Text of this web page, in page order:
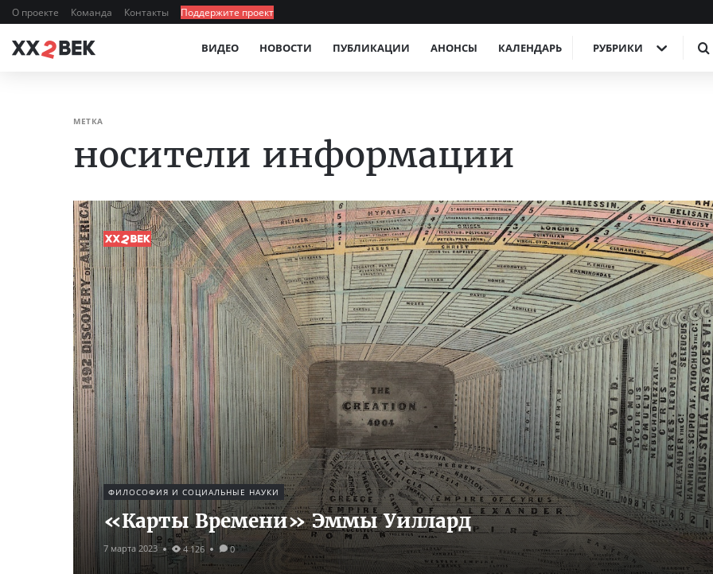
О проекте Команда Контакты Поддержите проект
ВИДЕО НОВОСТИ ПУБЛИКАЦИИ АНОНСЫ КАЛЕНДАРЬ РУБРИКИ
МЕТКА
носители информации
ФИЛОСОФИЯ И СОЦИАЛЬНЫЕ НАУКИ
«Карты Времени» Эммы Уиллард
7 марта 2023 4 126 0